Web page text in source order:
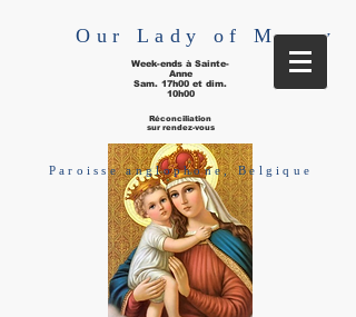
Our Lady of Mercy
Week-ends à Sainte-
Anne
Sam. 17h00 et dim.
10h00
Réconciliation
sur rendez-vous
Paroisse anglophone, Belgique